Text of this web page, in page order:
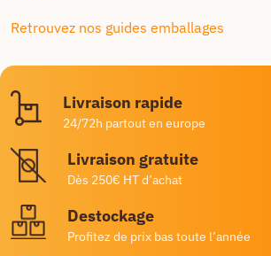
Retrouvez nos guides emballages
Livraison rapide
24/72h partout en europe
Livraison gratuite
Dès 250€ HT d’achat
Destockage
Profitez de prix bas toute l’année